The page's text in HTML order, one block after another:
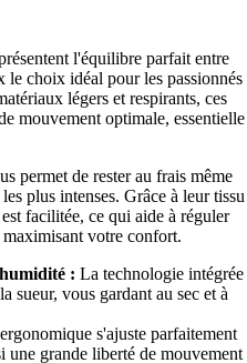
l'équilibre parfait entre
le choix idéal pour les passionnés
légers et respirants, ces
mouvement optimale, essentielle
permet de rester au frais même
plus intenses. Grâce à leur tissu
facilitée, ce qui aide à réguler
votre confort.
: La technologie intégrée
sueur, vous gardant au sec et à
s'ajuste parfaitement
une grande liberté de mouvement